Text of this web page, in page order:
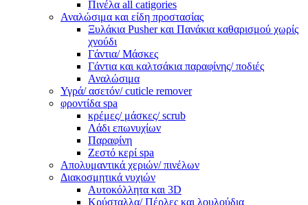
Πινέλα all catigories
Αναλώσιμα και είδη προστασίας
Ξυλάκια Pusher και Πανάκια καθαρισμού χωρίς
χνούδι
Γάντια/ Μάσκες
Γάντια και καλτσάκια παραφίνης/ ποδιές
Αναλώσιμα
Υγρά/ ασετόν/ cuticle remover
φροντίδα spa
κρέμες/ μάσκες/ scrub
Λάδι επωνυχίων
Παραφίνη
Ζεστό κερί spa
Απολυμαντικά χεριών/ πινέλων
Διακοσμητικά νυχιών
Αυτοκόλλητα και 3D
Κρύσταλλα/ Πέρλες και λουλούδια